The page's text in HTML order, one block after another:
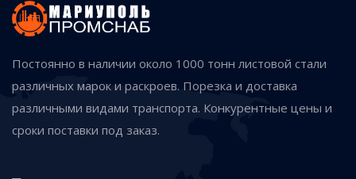
Постоянно в наличии около 1000 тонн листовой стали
различных марок и раскроев. Порезка и доставка
различными видами транспорта. Конкурентные цены и
сроки поставки под заказ.